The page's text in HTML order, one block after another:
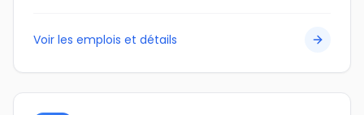
Voir les emplois et détails